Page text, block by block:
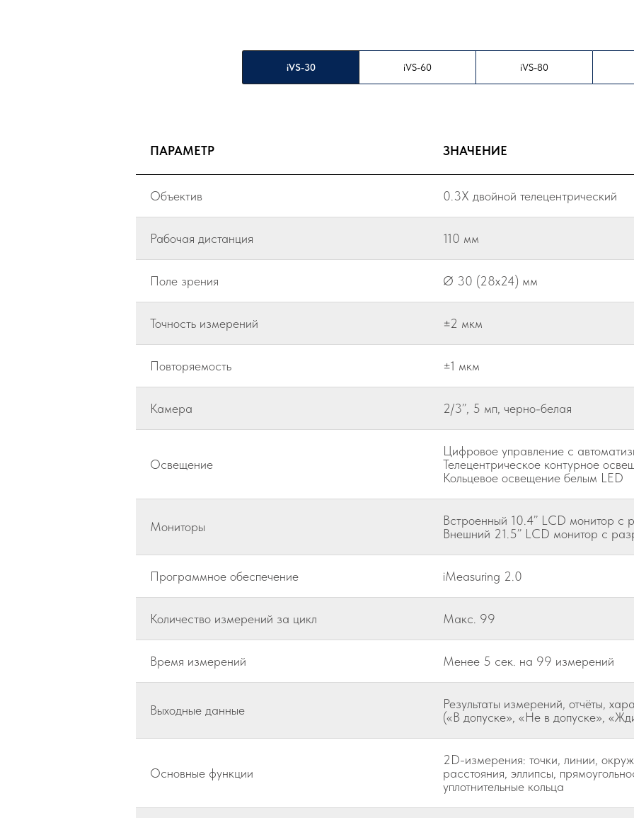
iVS-30 iVS-60 iVS-80
ПАРАМЕТР ЗНАЧЕНИЕ
Объектив 0.3X двойной телецентрический
Рабочая дистанция 110 мм
Поле зрения Ø 30 (28x24) мм
Точность измерений ±2 мкм
Повторяемость ±1 мкм
Камера 2/3’’, 5 мп, черно-белая
Освещение
Цифровое управление с
Телецентрическое контурное
Кольцевое освещение белым LED
Мониторы
Встроенный 10.4’’ LCD монитор
Внешний 21.5’’ LCD монитор с
Программное обеспечение iMeasuring 2.0
Количество измерений за цикл Макс. 99
Время измерений Менее 5 сек. на 99 измерений
Выходные данные
Результаты измерений, отчёты,
(«В допуске», «Не в допуске»,
Основные функции
2D-измерения: точки, линии,
расстояния, эллипсы,
уплотнительные кольца